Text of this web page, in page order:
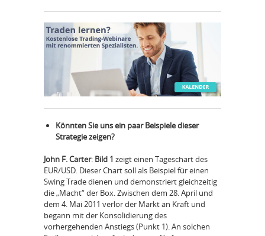
Könnten Sie uns ein paar Beispiele dieser
Strategie zeigen?
John F. Carter: Bild 1 zeigt einen Tageschart des
EUR/USD. Dieser Chart soll als Beispiel für einen
Swing Trade dienen und demonstriert gleichzeitig
die „Macht“ der Box. Zwischen dem 28. April und
dem 4. Mai 2011 verlor der Markt an Kraft und
begann mit der Konsolidierung des
vorhergehenden Anstiegs (Punkt 1). An solchen